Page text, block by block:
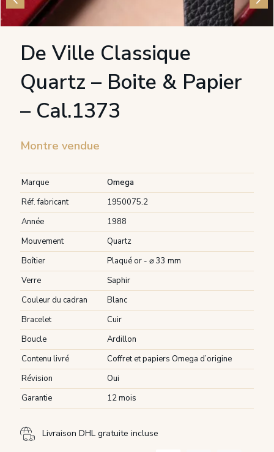
De Ville Classique
Quartz – Boite & Papier
– Cal.1373
Montre vendue
Marque
Omega
Réf. fabricant
1950075.2
Année
1988
Mouvement
Quartz
Boîtier
Plaqué or - ⌀ 33 mm
Verre
Saphir
Couleur du cadran
Blanc
Bracelet
Cuir
Boucle
Ardillon
Contenu livré
Coffret et papiers Omega d’origine
Révision
Oui
Garantie
12 mois
Livraison DHL gratuite incluse